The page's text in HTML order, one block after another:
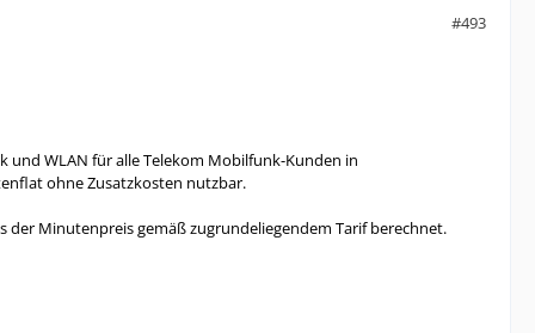
#493
und WLAN für alle Telekom Mobilfunk-Kunden in
ohne Zusatzkosten nutzbar.
der Minutenpreis gemäß zugrundeliegendem Tarif berechnet.